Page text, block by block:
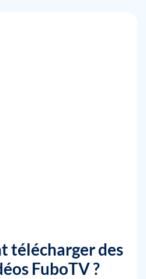
télécharger des
FuboTV ?